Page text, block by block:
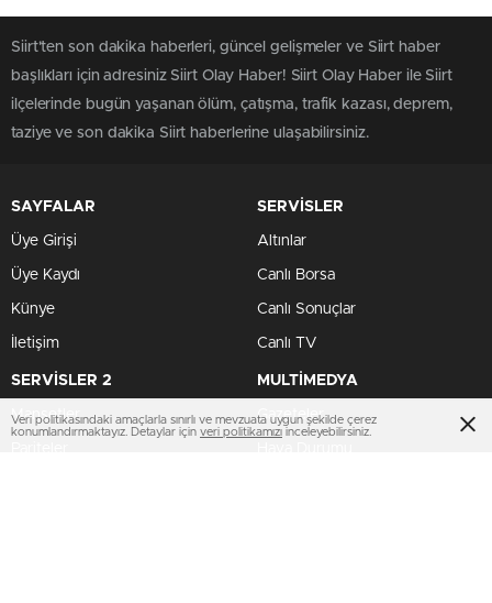
Siirt'ten son dakika haberleri, güncel gelişmeler ve Siirt haber
başlıkları için adresiniz Siirt Olay Haber! Siirt Olay Haber ile Siirt
ilçelerinde bugün yaşanan ölüm, çatışma, trafik kazası, deprem,
taziye ve son dakika Siirt haberlerine ulaşabilirsiniz.
SAYFALAR
Üye Girişi
Üye Kaydı
Künye
İletişim
SERVİSLER
Altınlar
Canlı Borsa
Canlı Sonuçlar
Canlı TV
SERVİSLER 2
Manşetler
MULTİMEDYA
Gazeteler
Veri politikasındaki amaçlarla sınırlı ve mevzuata uygun şekilde çerez
konumlandırmaktayız. Detaylar için veri politikamızı inceleyebilirsiniz.